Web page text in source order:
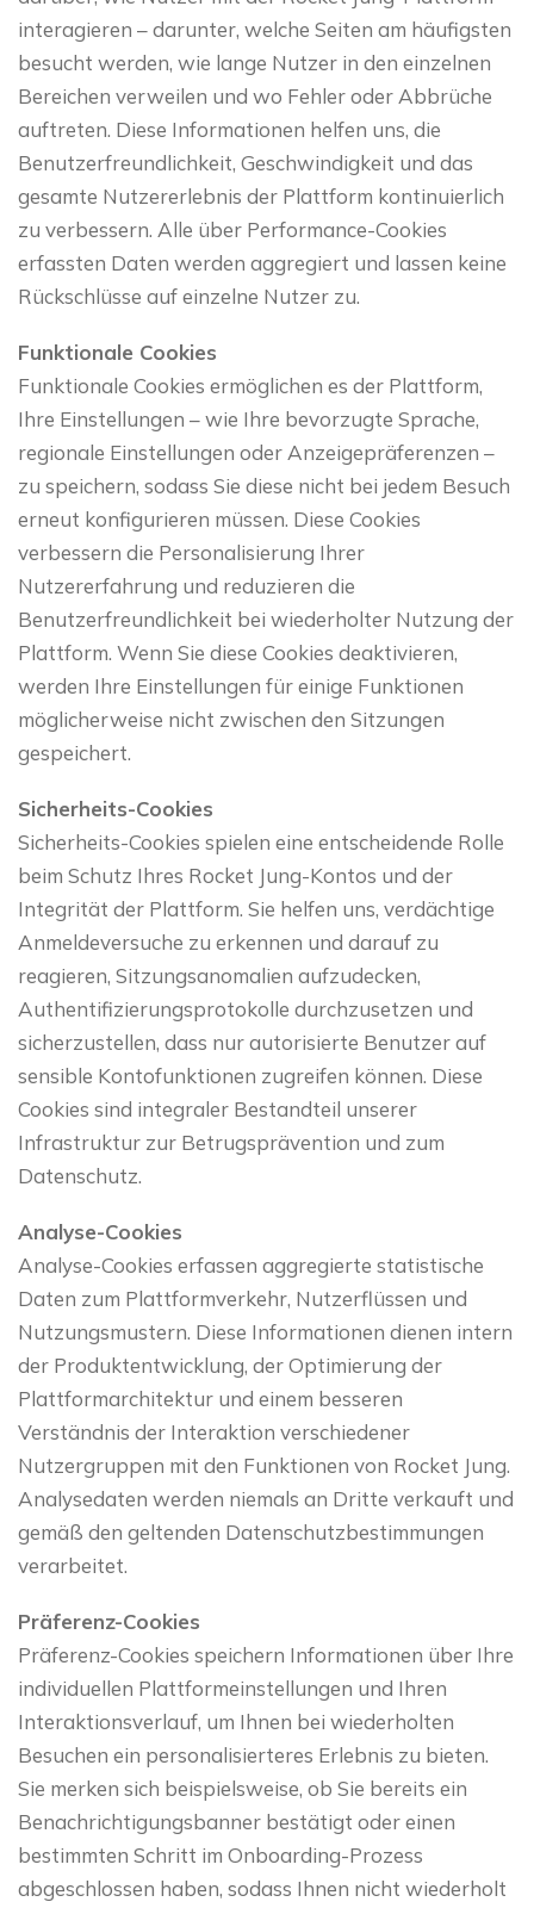
interagieren – darunter, welche Seiten am häufigsten
besucht werden, wie lange Nutzer in den einzelnen
Bereichen verweilen und wo Fehler oder Abbrüche
auftreten. Diese Informationen helfen uns, die
Benutzerfreundlichkeit, Geschwindigkeit und das
gesamte Nutzererlebnis der Plattform kontinuierlich
zu verbessern. Alle über Performance-Cookies
erfassten Daten werden aggregiert und lassen keine
Rückschlüsse auf einzelne Nutzer zu.
Funktionale Cookies
Funktionale Cookies ermöglichen es der Plattform,
Ihre Einstellungen – wie Ihre bevorzugte Sprache,
regionale Einstellungen oder Anzeigepräferenzen –
zu speichern, sodass Sie diese nicht bei jedem Besuch
erneut konfigurieren müssen. Diese Cookies
verbessern die Personalisierung Ihrer
Nutzererfahrung und reduzieren die
Benutzerfreundlichkeit bei wiederholter Nutzung der
Plattform. Wenn Sie diese Cookies deaktivieren,
werden Ihre Einstellungen für einige Funktionen
möglicherweise nicht zwischen den Sitzungen
gespeichert.
Sicherheits-Cookies
Sicherheits-Cookies spielen eine entscheidende Rolle
beim Schutz Ihres Rocket Jung-Kontos und der
Integrität der Plattform. Sie helfen uns, verdächtige
Anmeldeversuche zu erkennen und darauf zu
reagieren, Sitzungsanomalien aufzudecken,
Authentifizierungsprotokolle durchzusetzen und
sicherzustellen, dass nur autorisierte Benutzer auf
sensible Kontofunktionen zugreifen können. Diese
Cookies sind integraler Bestandteil unserer
Infrastruktur zur Betrugsprävention und zum
Datenschutz.
Analyse-Cookies
Analyse-Cookies erfassen aggregierte statistische
Daten zum Plattformverkehr, Nutzerflüssen und
Nutzungsmustern. Diese Informationen dienen intern
der Produktentwicklung, der Optimierung der
Plattformarchitektur und einem besseren
Verständnis der Interaktion verschiedener
Nutzergruppen mit den Funktionen von Rocket Jung.
Analysedaten werden niemals an Dritte verkauft und
gemäß den geltenden Datenschutzbestimmungen
verarbeitet.
Präferenz-Cookies
Präferenz-Cookies speichern Informationen über Ihre
individuellen Plattformeinstellungen und Ihren
Interaktionsverlauf, um Ihnen bei wiederholten
Besuchen ein personalisierteres Erlebnis zu bieten.
Sie merken sich beispielsweise, ob Sie bereits ein
Benachrichtigungsbanner bestätigt oder einen
bestimmten Schritt im Onboarding-Prozess
abgeschlossen haben, sodass Ihnen nicht wiederholt